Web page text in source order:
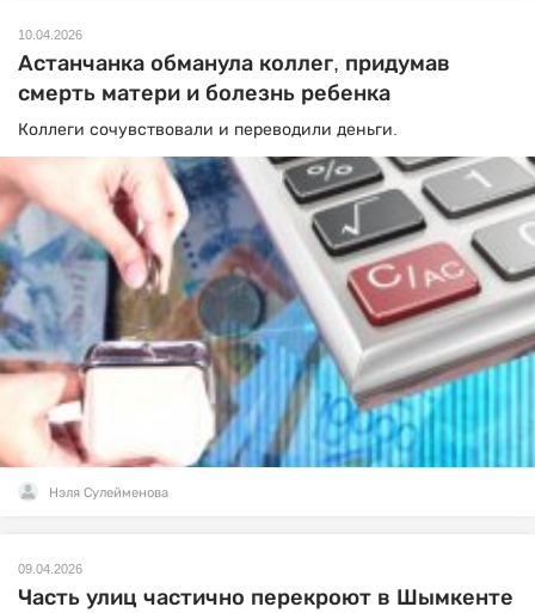
10.04.2026
Астанчанка обманула коллег, придумав
смерть матери и болезнь ребенка
Коллеги сочувствовали и переводили деньги.
Нэля Сулейменова
09.04.2026
Часть улиц частично перекроют в Шымкенте